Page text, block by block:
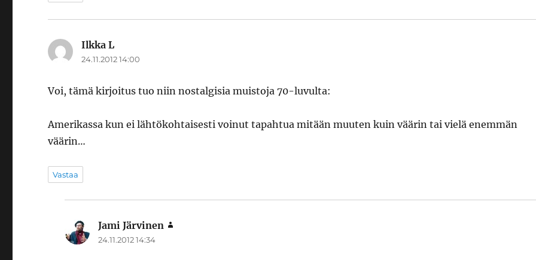
Ilkka L
24.11.2012 14:00
Voi, tämä kirjoitus tuo niin nostalgisia muistoja 70-luvulta:
Amerikassa kun ei lähtökohtaisesti voinut tapahtua mitään muuten kuin väärin tai vielä enemmän
väärin…
Vastaa
Jami Järvinen
24.11.2012 14:34